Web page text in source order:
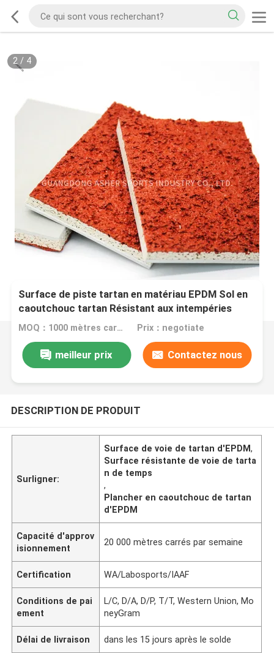
2/ 4
Surface de piste tartan en matériau EPDM Sol en
caoutchouc tartan Résistant aux intempéries
MOQ：1000 mètres carrés Prix：negotiate
meilleur prix Contactez nous
DESCRIPTION DE PRODUIT
Surligner:
Surface de voie de tartan d'EPDM,
Surface résistante de voie de tarta
n de temps
,
Plancher en caoutchouc de tartan
d'EPDM
Capacité d'approv
isionnement
20 000 mètres carrés par semaine
Certification WA/Labosports/IAAF
Conditions de pai
ement
L/C, D/A, D/P, T/T, Western Union, Mo
neyGram
Délai de livraison dans les 15 jours après le solde